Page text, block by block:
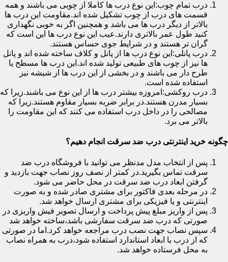
درب تمام چوب:این نوع درب ها کاملا از چوبی می باشند و همه
قسمت های درب از چوب تشکیل شده اند.مقاومت این درب ها
بالاتر از دیگر درب ها می باشد و همچنین اگر به خوبی نگهداری
کنید طول عمر بالاتری دارند.عیب این نوع درب ها این است که
گران تر هستند و در شرایط جوی حساس هستند.
درب پانلی:این نوع درب ها از پانل و کلاف ساخته شده اند و پانل
ها نیز از چوب های طبیعی تولید شده اند.این درب ها مسطح یا
طرح دار می باشند و در بخشی از این درب ها از شیشه نیز
استفاده شده است.
درب روکشی:امروزه بیشتر درب ها از این نوع می باشند.زیرا که
بسیار مدرن هستند.در برابر ضربه بسیار مقاوم هستند.زیرا که
مصالحی را در داخل درب استفاده می کنند که این مقاومت را
بالاتر می برد.
چگونه خرید اینترنتی درب ضد سرقت انجام دهیم؟
پس از انتخاب مدل مدنظر می توانید با فروشگاه درب ضد
سرقت تماس بگیرید.در کمتر از نصف روز نصاب جهت بازدید و
گرفتن ابعاد درب ضد سرقت در محل حاضر می شود.
در مرحله بعدی فاکتور برای مشتری صادر شده و به صورت
اینترنتی و یا فیزیکی برای مشتری ارسال خواهد شد.
پس از واریز مبلغ پیش پرداخت و ارسال تصویر فیش واریزی در
صورتی که درب ضد سرقت سفارشی باشد،ساخته خواهد شد
سپس نصاب جهت نصب درب مراجعه خواهد کرد.اما در صورتی
که از درب با ابعاد استاندارد استفاده شود،درب به همراه نصاب
به محل فرستاده خواهد شد.